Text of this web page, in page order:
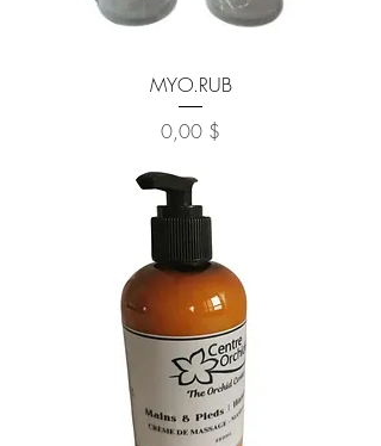
MYO.RUB
Prix
0,00 $